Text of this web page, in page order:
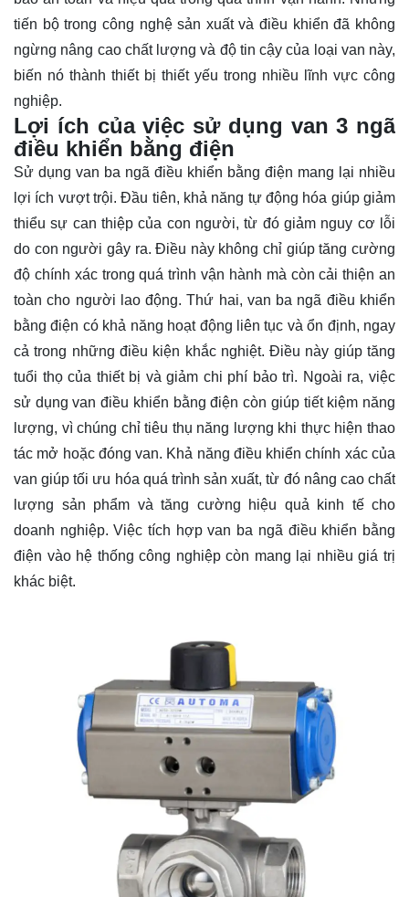
tiến bộ trong công nghệ sản xuất và điều khiển đã không
ngừng nâng cao chất lượng và độ tin cậy của loại van này,
biến nó thành thiết bị thiết yếu trong nhiều lĩnh vực công
nghiệp.
Lợi ích của việc sử dụng van 3 ngã
điều khiển bằng điện
Sử dụng van ba ngã điều khiển bằng điện mang lại nhiều
lợi ích vượt trội. Đầu tiên, khả năng tự động hóa giúp giảm
thiểu sự can thiệp của con người, từ đó giảm nguy cơ lỗi
do con người gây ra. Điều này không chỉ giúp tăng cường
độ chính xác trong quá trình vận hành mà còn cải thiện an
toàn cho người lao động. Thứ hai, van ba ngã điều khiển
bằng điện có khả năng hoạt động liên tục và ổn định, ngay
cả trong những điều kiện khắc nghiệt. Điều này giúp tăng
tuổi thọ của thiết bị và giảm chi phí bảo trì. Ngoài ra, việc
sử dụng van điều khiển bằng điện còn giúp tiết kiệm năng
lượng, vì chúng chỉ tiêu thụ năng lượng khi thực hiện thao
tác mở hoặc đóng van. Khả năng điều khiển chính xác của
van giúp tối ưu hóa quá trình sản xuất, từ đó nâng cao chất
lượng sản phẩm và tăng cường hiệu quả kinh tế cho
doanh nghiệp. Việc tích hợp van ba ngã điều khiển bằng
điện vào hệ thống công nghiệp còn mang lại nhiều giá trị
khác biệt.